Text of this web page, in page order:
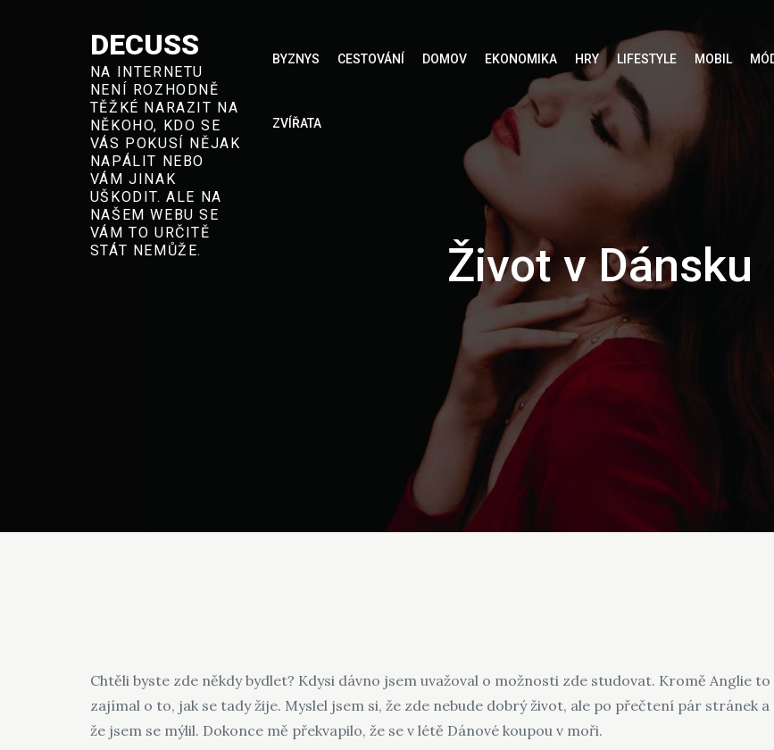
DECUSS
NA INTERNETU
NENÍ ROZHODNĚ
TĚŽKÉ NARAZIT NA
NĚKOHO, KDO SE
VÁS POKUSÍ NĚJAK
NAPÁLIT NEBO
VÁM JINAK
UŠKODIT. ALE NA
NAŠEM WEBU SE
VÁM TO URČITĚ
STÁT NEMŮŽE.
BYZNYS CESTOVÁNÍ DOMOV EKONOMIKA HRY LIFESTYLE MOBIL
ZVÍŘATA
Život v Dánsku
Chtěli byste zde někdy bydlet? Kdysi dávno jsem uvažoval o možnosti zde studovat. Kromě Anglie
zajímal o to, jak se tady žije. Myslel jsem si, že zde nebude dobrý život, ale po přečtení pár stránek
že jsem se mýlil. Dokonce mě překvapilo, že se v létě Dánové koupou v moři.